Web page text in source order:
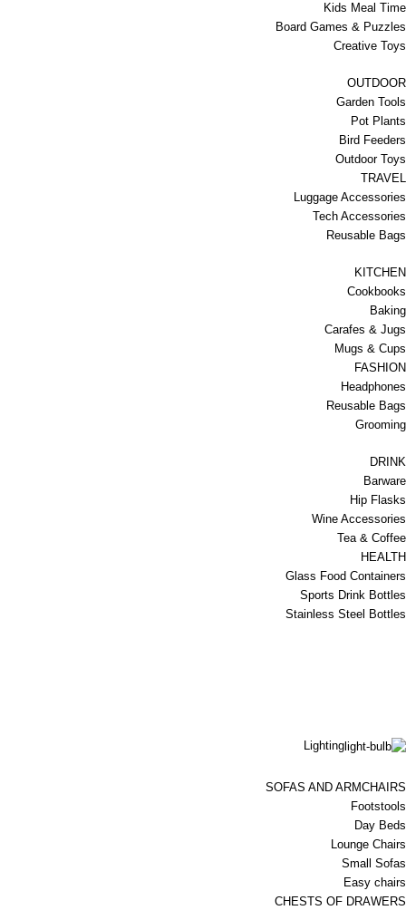
Kids Meal Time
Board Games & Puzzles
Creative Toys
OUTDOOR
Garden Tools
Pot Plants
Bird Feeders
Outdoor Toys
TRAVEL
Luggage Accessories
Tech Accessories
Reusable Bags
KITCHEN
Cookbooks
Baking
Carafes & Jugs
Mugs & Cups
FASHION
Headphones
Reusable Bags
Grooming
DRINK
Barware
Hip Flasks
Wine Accessories
Tea & Coffee
HEALTH
Glass Food Containers
Sports Drink Bottles
Stainless Steel Bottles
Lighting
SOFAS AND ARMCHAIRS
Footstools
Day Beds
Lounge Chairs
Small Sofas
Easy chairs
CHESTS OF DRAWERS